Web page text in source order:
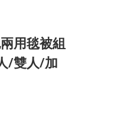
用毯被組
/雙人/加